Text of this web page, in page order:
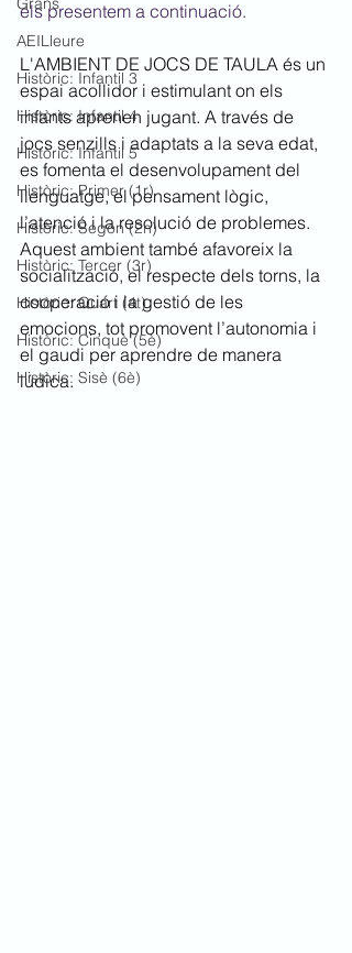
AEILleure
Històric: Infantil 3
Històric: Infantil 4
Històric: Infantil 5
Històric: Primer (1r)
Històric: Segon (2n)
Històric: Tercer (3r)
Històric: Quart (4t)
Històric: Cinquè (5è)
Històric: Sisè (6è)
els presentem a continuació.
L'AMBIENT DE JOCS DE TAULA és un
espai acollidor i estimulant on els
infants aprenen jugant. A través de
jocs senzills i adaptats a la seva edat,
es fomenta el desenvolupament del
llenguatge, el pensament lògic,
l’atenció i la resolució de problemes.
Aquest ambient també afavoreix la
socialització, el respecte dels torns, la
cooperació i la gestió de les
emocions, tot promovent l’autonomia i
el gaudi per aprendre de manera
lúdica.